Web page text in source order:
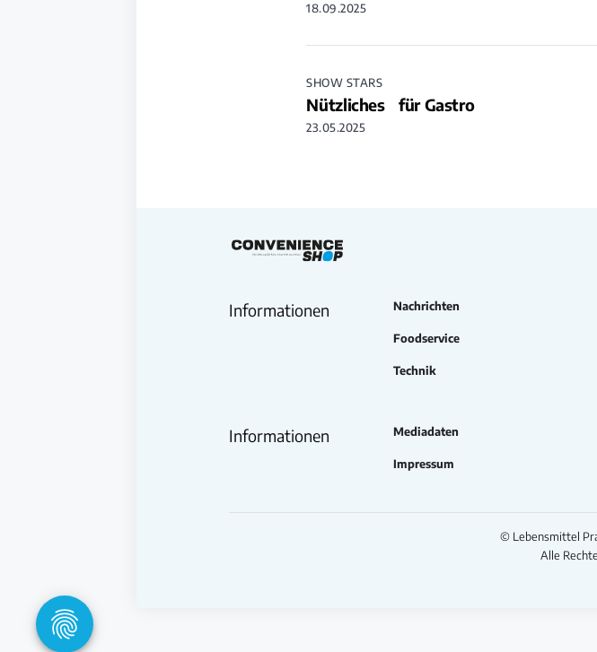
18.09.2025
SHOW STARS
Nützliches für Gastro
23.05.2025
Informationen Nachrichten
Foodservice
Technik
Informationen Mediadaten
Impressum
© Lebensmittel
Alle